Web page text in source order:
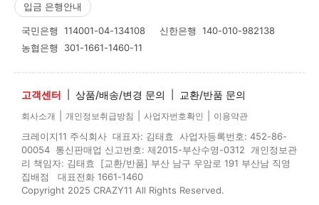
입금 은행안내
국민은행 114001-04-134108 신한은행 140-010-982138
농협은행 301-1661-1460-11
고객센터 상품/배송/변경 문의 교환/반품 문의
회사소개 개인정보취급방침 사업자번호확인 이용약관
크레이지11 주식회사 대표자: 김태효 사업자등록번호: 452-86-
00054 통신판매업 신고번호: 제2015-부산수영-0312 개인정보관
리 책임자: 김태효 [교환/반품] 부산 남구 우암로 191 부산남 직영
집배점 대표전화 1661-1460
Copyright 2025 CRAZY11 All Rights Reserved.